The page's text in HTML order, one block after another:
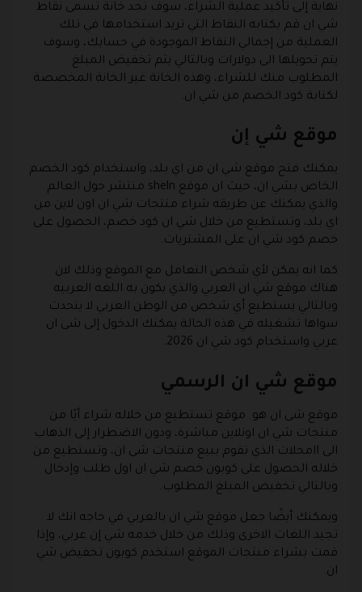
نهاية إلى تأكيد عملية الشراء، سوف تجد خانة تسمى نقاط
شي ان قم بكتابه النقاط التي تريد استخدامها في تلك
العملية من إجمالي النقاط الموجودة في حسابك، وسوف
يتم تحويلها الى دولارات وبالتالي يتم تخفيض المبلغ
المطلوب منك للشراء، وهذه الخانة غير الخانة المخصصة
لكتابة كود الخصم من شي ان.
موقع شي إن
يمكنك فتح موقع شي ان من اي بلد، واستخدام كود الخصم
الخاص بشي ان، حيث ان موقع sheln منتشر حول العالم
والذي يمكنك عن طريقه شراء منتجات شي ان اون لاين من
اي بلد، وتستطيع من خلال شي ان كود خصم، الحصول على
خصم كود شي ان على المشتريات.
كما انه يمكن لأي شخص التعامل مع الموقع وذلك لان
هناك موقع شي ان العربي والذي يكون به اللغه العربيه
وبالتالي يستطيع أي شخص من الوطن العربي لا يتحدث
سواها تشغيله في هذه الحالة يمكنك الدخول إلى شى ان
عربي واستخدام كود شي ان 2026.
موقع شي ان الرسمي
موقع شى ان هو موقع تستطيع من خلاله شراء أيًا من
منتجات شي ان اونلاين مباشرة، ودون الاضطرار إلى الذهاب
الى اامحلات الذي تقوم ببيع منتجات شى ان، وتستطيع من
خلاله الحصول على كوبون خصم شي ان اول طلب وإدخال
وبالتالي تخفيض المبلغ المطلوب.
ويمكنك أيضًا جعل موقع شي ان بالعربي في حاجه انك لا
تجيد اللغات الاخرى وذلك من خلال خدمه شي إن عربي، وإذا
قمت بشراء منتجات الموقع استخدم كوبون تخفيض شي
ان.